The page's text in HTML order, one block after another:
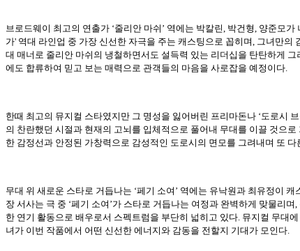
브로드웨이 최고의 연출가 ‘줄리안 마쉬’ 역에는 박칼린, 박건형, 양준모
가' 역대 라인업 중 가장 신선한 자극을 주는 캐스팅으로 꼽히며, 그녀만
대 매너로 줄리안 마쉬의 냉철하면서도 설득력 있는 리더십을 탄탄하게
에도 합류하여 믿고 보는 매력으로 관객들의 마음을 사로잡을 예정이다.
한때 최고의 뮤지컬 스타였지만 그 명성을 잃어버린 프리마돈나 ‘도로시
의 찬란했던 시절과 현재의 고뇌를 입체적으로 풀어내 무대를 이끌 것으
한 감정선과 안정된 가창력으로 감성적인 도로시의 면모를 그려내며 또
무대 위 새로운 스타로 거듭나는 ‘페기 소여’ 역에는 유낙원과 최유정이
장 서사는 극 중 ‘페기 소여’가 스타로 거듭나는 여정과 완벽하게 맞물리
한 연기 활동으로 배우로서 스펙트럼을 부단히 넓히고 있다. 뮤지컬 무대
녀가 이번 작품에서 어떤 신선한 에너지와 감동을 전할지 기대가 모인다.